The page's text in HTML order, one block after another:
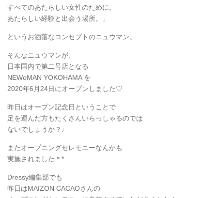
すべてのあたらしい女性のために。
あたらしい経験と出会う場所。」
というお洒落なコンセプトのニュウマン。
そんなニュウマンが、
日本国内で第二号店となる
NEWoMAN YOKOHAMA を
2020年6月24日にオープンしました♡
昨日はオープン記念日ということで
足を運んだ方もたくさんいらっしゃるのでは
ないでしょうか？♩
またオープニングセレモニーなんかも
実施されました＊*
Dressy編集部でも
昨日はMAIZON CACAOさんの